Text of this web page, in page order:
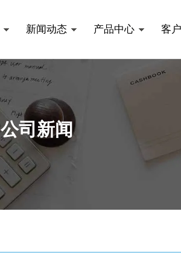
新闻动态 产品中心 客
公司新闻